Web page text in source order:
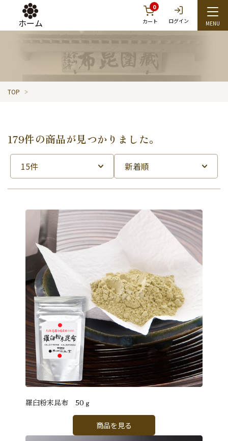
ホーム
0
カート ログイン
TOP
179件の商品が見つかりました。
羅臼粉末昆布 50ｇ
商品を見る